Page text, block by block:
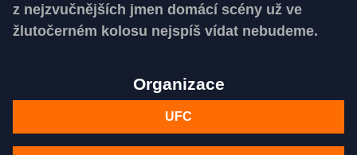
z nejzvučnějších jmen domácí scény už ve
žlutočerném kolosu nejspíš vídat nebudeme.
Organizace
UFC